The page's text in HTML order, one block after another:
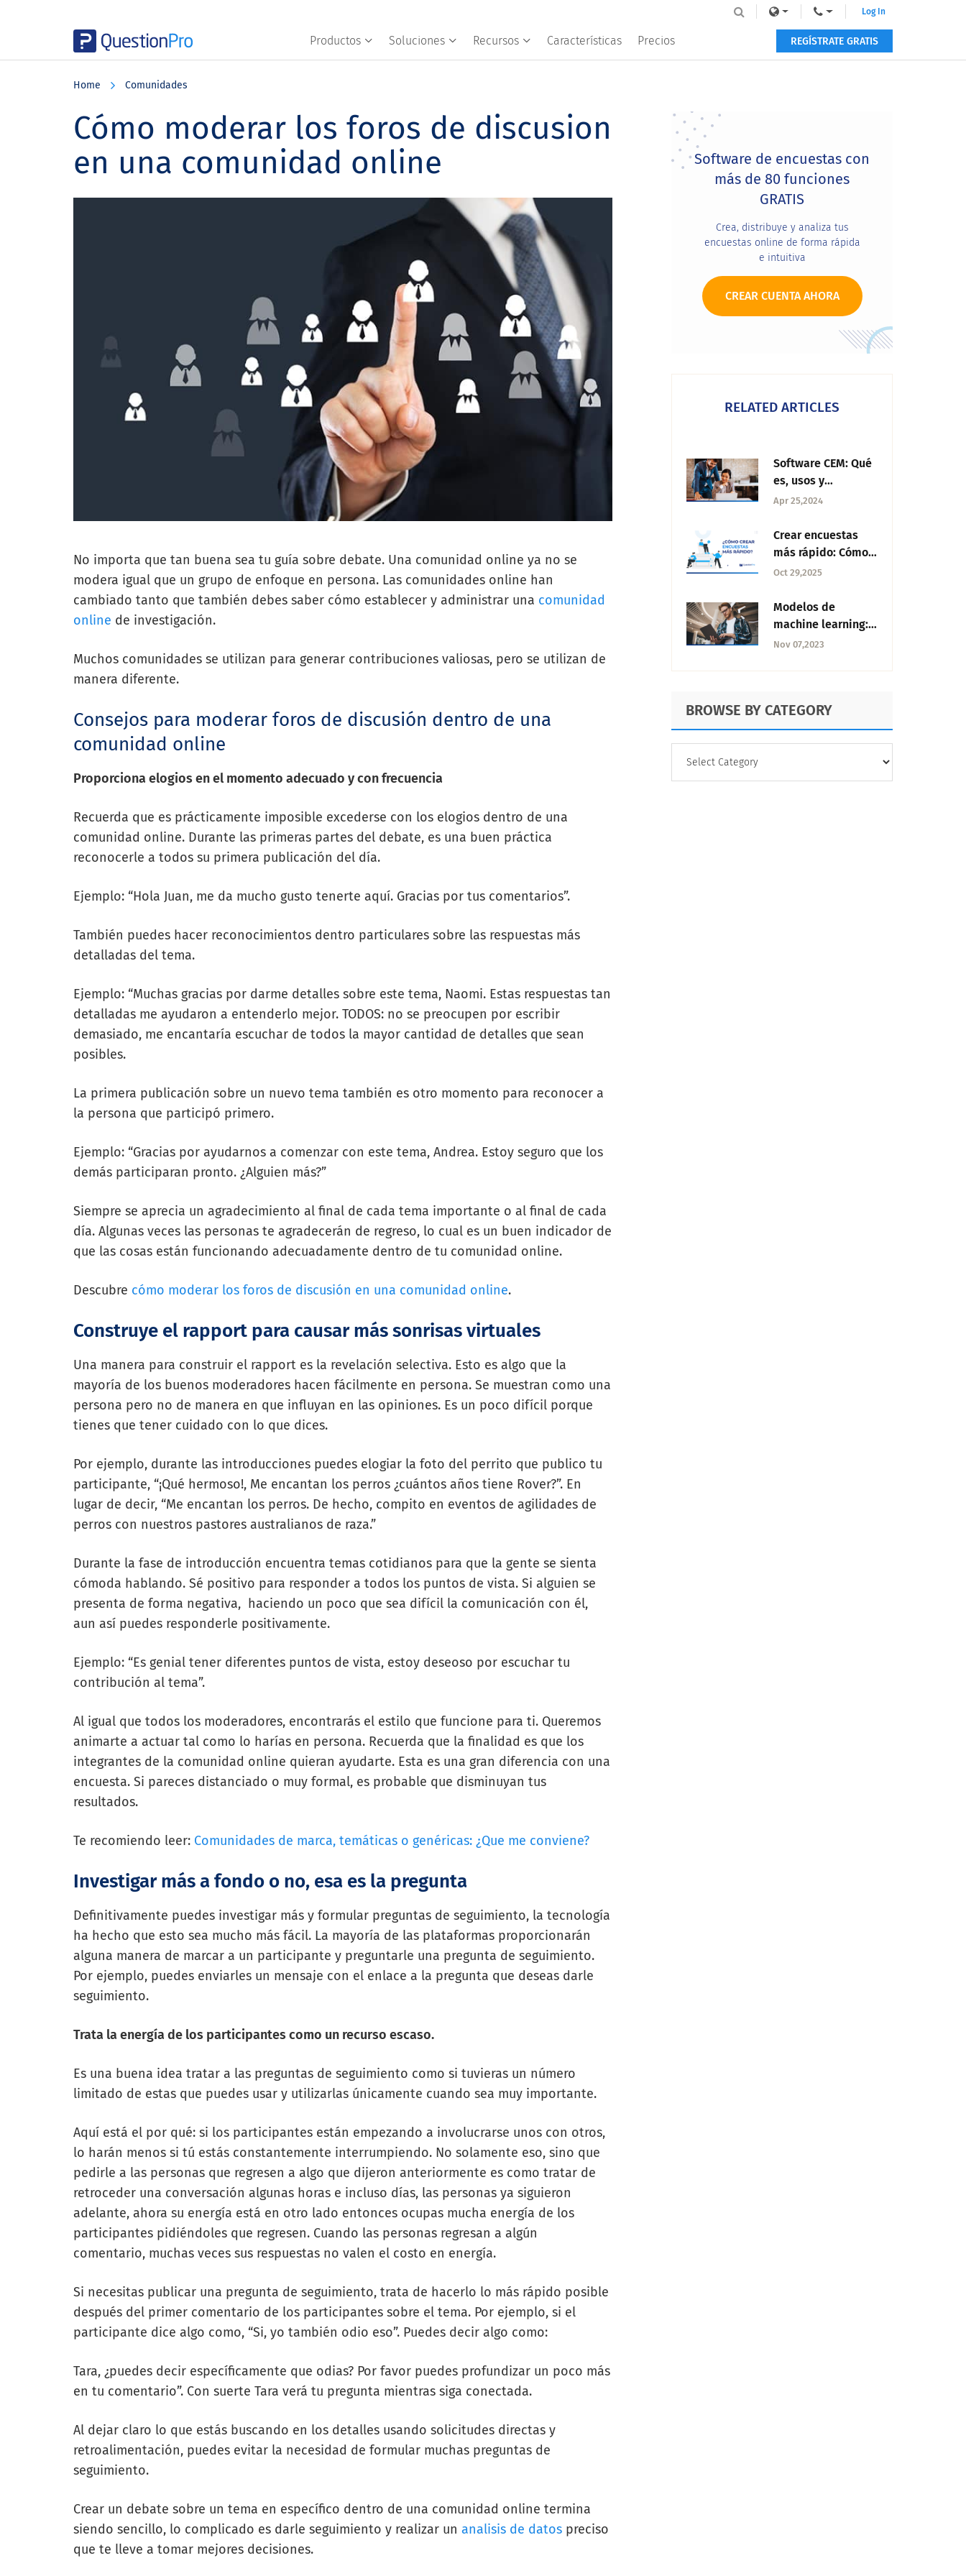
Productos Soluciones Recursos Características Precios
Log In
REGÍSTRATE GRATIS
Home Comunidades
Cómo moderar los foros de discusion
en una comunidad online
No importa que tan buena sea tu guía sobre debate. Una comunidad online ya no se
modera igual que un grupo de enfoque en persona. Las comunidades online han
cambiado tanto que también debes saber cómo establecer y administrar una comunidad
online de investigación.
Muchos comunidades se utilizan para generar contribuciones valiosas, pero se utilizan de
manera diferente.
Consejos para moderar foros de discusión dentro de una
comunidad online
Proporciona elogios en el momento adecuado y con frecuencia
Recuerda que es prácticamente imposible excederse con los elogios dentro de una
comunidad online. Durante las primeras partes del debate, es una buen práctica
reconocerle a todos su primera publicación del día.
Ejemplo: “Hola Juan, me da mucho gusto tenerte aquí. Gracias por tus comentarios”.
También puedes hacer reconocimientos dentro particulares sobre las respuestas más
detalladas del tema.
Ejemplo: “Muchas gracias por darme detalles sobre este tema, Naomi. Estas respuestas tan
detalladas me ayudaron a entenderlo mejor. TODOS: no se preocupen por escribir
demasiado, me encantaría escuchar de todos la mayor cantidad de detalles que sean
posibles.
La primera publicación sobre un nuevo tema también es otro momento para reconocer a
la persona que participó primero.
Ejemplo: “Gracias por ayudarnos a comenzar con este tema, Andrea. Estoy seguro que los
demás participaran pronto. ¿Alguien más?”
Siempre se aprecia un agradecimiento al final de cada tema importante o al final de cada
día. Algunas veces las personas te agradecerán de regreso, lo cual es un buen indicador de
que las cosas están funcionando adecuadamente dentro de tu comunidad online.
Descubre cómo moderar los foros de discusión en una comunidad online.
Construye el rapport para causar más sonrisas virtuales
Una manera para construir el rapport es la revelación selectiva. Esto es algo que la
mayoría de los buenos moderadores hacen fácilmente en persona. Se muestran como una
persona pero no de manera en que influyan en las opiniones. Es un poco difícil porque
tienes que tener cuidado con lo que dices.
Por ejemplo, durante las introducciones puedes elogiar la foto del perrito que publico tu
participante, “¡Qué hermoso!, Me encantan los perros ¿cuántos años tiene Rover?”. En
lugar de decir, “Me encantan los perros. De hecho, compito en eventos de agilidades de
perros con nuestros pastores australianos de raza.”
Durante la fase de introducción encuentra temas cotidianos para que la gente se sienta
cómoda hablando. Sé positivo para responder a todos los puntos de vista. Si alguien se
presenta de forma negativa, haciendo un poco que sea difícil la comunicación con él,
aun así puedes responderle positivamente.
Ejemplo: “Es genial tener diferentes puntos de vista, estoy deseoso por escuchar tu
contribución al tema”.
Al igual que todos los moderadores, encontrarás el estilo que funcione para ti. Queremos
animarte a actuar tal como lo harías en persona. Recuerda que la finalidad es que los
integrantes de la comunidad online quieran ayudarte. Esta es una gran diferencia con una
encuesta. Si pareces distanciado o muy formal, es probable que disminuyan tus
resultados.
Te recomiendo leer: Comunidades de marca, temáticas o genéricas: ¿Que me conviene?
Investigar más a fondo o no, esa es la pregunta
Definitivamente puedes investigar más y formular preguntas de seguimiento, la tecnología
ha hecho que esto sea mucho más fácil. La mayoría de las plataformas proporcionarán
alguna manera de marcar a un participante y preguntarle una pregunta de seguimiento.
Por ejemplo, puedes enviarles un mensaje con el enlace a la pregunta que deseas darle
seguimiento.
Trata la energía de los participantes como un recurso escaso.
Es una buena idea tratar a las preguntas de seguimiento como si tuvieras un número
limitado de estas que puedes usar y utilizarlas únicamente cuando sea muy importante.
Aquí está el por qué: si los participantes están empezando a involucrarse unos con otros,
lo harán menos si tú estás constantemente interrumpiendo. No solamente eso, sino que
pedirle a las personas que regresen a algo que dijeron anteriormente es como tratar de
retroceder una conversación algunas horas e incluso días, las personas ya siguieron
adelante, ahora su energía está en otro lado entonces ocupas mucha energía de los
participantes pidiéndoles que regresen. Cuando las personas regresan a algún
comentario, muchas veces sus respuestas no valen el costo en energía.
Si necesitas publicar una pregunta de seguimiento, trata de hacerlo lo más rápido posible
después del primer comentario de los participantes sobre el tema. Por ejemplo, si el
participante dice algo como, “Si, yo también odio eso”. Puedes decir algo como:
Tara, ¿puedes decir específicamente que odias? Por favor puedes profundizar un poco más
en tu comentario”. Con suerte Tara verá tu pregunta mientras siga conectada.
Al dejar claro lo que estás buscando en los detalles usando solicitudes directas y
retroalimentación, puedes evitar la necesidad de formular muchas preguntas de
seguimiento.
Crear un debate sobre un tema en específico dentro de una comunidad online termina
siendo sencillo, lo complicado es darle seguimiento y realizar un analisis de datos preciso
que te lleve a tomar mejores decisiones.
Primary
Sidebar
Software de encuestas con
más de 80 funciones
GRATIS
Crea, distribuye y analiza tus
encuestas online de forma rápida
e intuitiva
CREAR CUENTA AHORA
RELATED ARTICLES
Software CEM: Qué
es, usos y
alternativas
Apr 25,2024
Crear encuestas
más rápido: Cómo
tener control,
colaborar en
encuestas
Oct 29,2025
Modelos de
machine learning:
Qué son, tipos y
Nov 07,2023
BROWSE BY CATEGORY
CATEGORY